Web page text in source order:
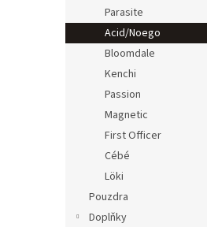
e
l
Parasite
Acid/Noego
Bloomdale
Kenchi
Passion
Magnetic
First Officer
Cébé
Löki
Pouzdra
Doplňky